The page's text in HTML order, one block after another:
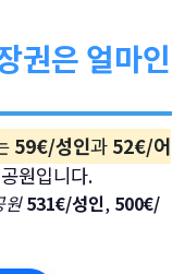
은 얼마인
59€/성인과 52€/어
원입니다.
원 531€/성인, 500€/